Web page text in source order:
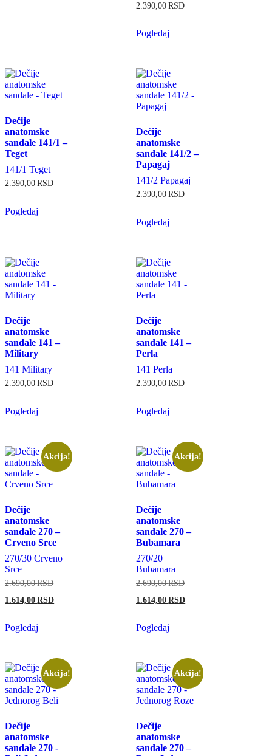
2.390,00RSD
Pogledaj
Dečije
anatomske
sandale 141/1 –
Teget
141/1 Teget
2.390,00RSD
Pogledaj
Dečije
anatomske
sandale 141/2 –
Papagaj
141/2 Papagaj
2.390,00RSD
Pogledaj
Dečije
anatomske
sandale 141 –
Military
141 Military
2.390,00RSD
Pogledaj
Dečije
anatomske
sandale 141 –
Perla
141 Perla
2.390,00RSD
Pogledaj
Akcija!
Dečije
anatomske
sandale 270 –
Crveno Srce
270/30 Crveno
Srce
2.690,00RSD
1.614,00RSD
Pogledaj
Akcija!
Dečije
anatomske
sandale 270 –
Bubamara
270/20
Bubamara
2.690,00RSD
1.614,00RSD
Pogledaj
Akcija!
Dečije
anatomske
sandale 270 -
Akcija!
Dečije
anatomske
sandale 270 –